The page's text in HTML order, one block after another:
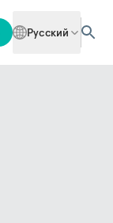
Русский